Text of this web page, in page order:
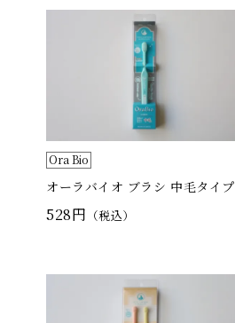
Ora Bio
オーラバイオ ブラシ 中毛タイプ
528円 （税込）